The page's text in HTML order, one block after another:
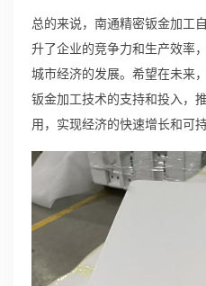
总的来说，南通精密钣金加工
升了企业的竞争力和生产效率
城市经济的发展。希望在未来
钣金加工技术的支持和投入，
用，实现经济的快速增长和可